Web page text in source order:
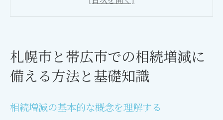
専門家のアドバイスを受ける利点
北海道での相続の基本流れと注意すべきポイン
北海道における相続プロセスの概要
札幌市と帯広市での相続増減に
備える方法と基礎知識
相続増減の基本的な概念を理解する